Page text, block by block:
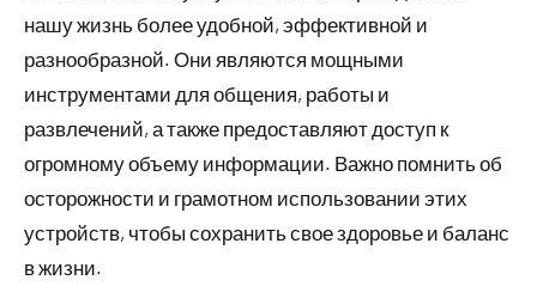
нашу жизнь более удобной, эффективной и
разнообразной. Они являются мощными
инструментами для общения, работы и
развлечений, а также предоставляют доступ к
огромному объему информации. Важно помнить об
осторожности и грамотном использовании этих
устройств, чтобы сохранить свое здоровье и баланс
в жизни.